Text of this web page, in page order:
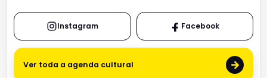
Instagram Facebook
Ver toda a agenda cultural →